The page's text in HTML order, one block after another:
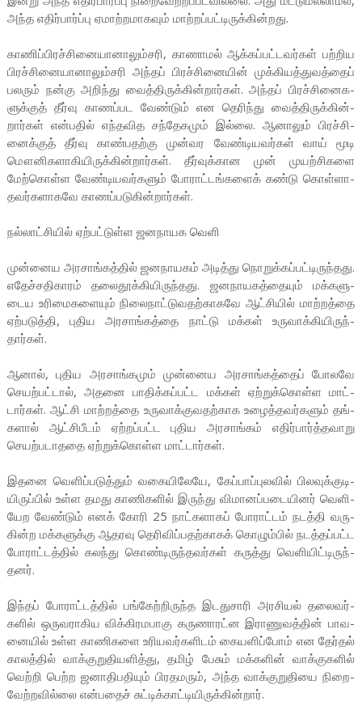
அந்த எதிர்­பார்ப்பு ஏமாற்­ற­மா­கவும் மாற்­றப்­பட்­டி­ருக்­கின்­றது.
காணிப்பிரச்­சி­னை­யா­னா­லும்­சரி, காணாமல் ஆக்­கப்­பட்­ட­வர்கள் பற்­றிய
பிரச்­சி­னை­யா­னா­லும்­சரி அந்தப் பிரச்­சி­னையின் முக்­கி­யத்­து­வத்தைப்
பலரும் நன்கு அறிந்து வைத்­தி­ருக்­கின்­றார்கள். அந்தப் பிரச்­சி­னை­க­
ளுக்குத் தீர்வு காணப்­பட வேண்டும் என தெரிந்து வைத்­தி­ருக்­கின்­
றார்கள் என்­பதில் எந்­த­வித சந்­தே­கமும் இல்லை. ஆனாலும் பிரச்­சி­
னைக்குத் தீர்வு காண்­ப­தற்கு முன்­வர வேண்­டி­ய­வர்கள் வாய் மூடி
மௌனி­க­ளா­கி­யி­ருக்­கின்­றார்கள். தீர்­வுக்­கான முன் முயற்­சி­களை
மேற்­கொள்ள வேண்­டி­ய­வர்­களும் போராட்­டங்­களைக் கண்டு கொள்­ளா­
த­வர்­க­ளா­கவே காணப்­ப­டு­கின்­றார்கள்.
நல்­லாட்­சியில் ஏற்­பட்­டுள்ள ஜன­நா­யக வெளி
முன்­னைய அர­சாங்­கத்தில் ஜன­நா­யகம் அடித்து நொறுக்­கப்­பட்­டி­ருந்­தது.
எதேச்­ச­தி­காரம் தலை­தூக்­கி­யி­ருந்­தது. ஜன­நா­ய­கத்­தையும் மக்­க­ளு­
டைய உரி­மை­க­ளையும் நிலை­நாட்­டு­வ­தற்­கா­கவே ஆட்­சியில் மாற்­றத்தை
ஏற்­ப­டுத்தி, புதிய அர­சாங்­கத்தை நாட்டு மக்கள் உரு­வாக்­கி­யி­ருந்­
தார்கள்.
ஆனால், புதிய அர­சாங்­கமும் முன்­னைய அர­சாங்­கத்தைப் போலவே
செயற்­பட்டால், அதனை பாதிக்­கப்­பட்ட மக்கள் ஏற்­றுக்­கொள்ள மாட்­
டார்கள். ஆட்சி மாற்­றத்தை உரு­வாக்­கு­வ­தற்­காக உழைத்­த­வர்­களும் தங்­
களால் ஆட்­சி­பீடம் ஏற்­றப்­பட்ட புதிய அர­சாங்கம் எதிர்­பார்த்­த­வாறு
செயற்­ப­டா­ததை ஏற்­றுக்­கொள்ள மாட்­டார்கள்.
இதனை வெளிப்­ப­டுத்தும் வகை­யி­லேயே, கேப்­பாப்­பு­லவில் பில­வுக்­கு­டி­
யி­ருப்பில் உள்ள தமது காணி­களில் இருந்து விமா­னப்­ப­டை­யினர் வெளி­
யேற வேண்டும் எனக் கோரி 25 நாட்­க­ளாகப் போராட்டம் நடத்தி வரு­
கின்ற மக்­க­ளுக்கு ஆத­ரவு தெரி­விப்­ப­தற்­காகக் கொழும்பில் நடத்­தப்­பட்ட
போராட்­டத்தில் கலந்து கொண்­டி­ருந்­த­வர்கள் கருத்து வெளி­யிட்­டி­ருந்­
தனர்.
இந்தப் போராட்­டத்தில் பங்­கேற்­றி­ருந்த இட­து­சாரி அர­சியல் தலை­வர்­
களில் ஒரு­வ­ரா­கிய விக்­கி­ர­ம­பாகு கரு­ணா­ரட்ன இரா­ணு­வத்தின் பாவ­
னையில் உள்ள காணி­களை உரி­யவர்­க­ளிடம் கையளிப்போம் என தேர்தல்
காலத்தில் வாக்­கு­றுதி­ய­ளித்து, தமிழ் பேசும் மக்­களின் வாக்­கு­களில்
வெற்றி பெற்ற ஜனா­தி­ப­தியும் பிர­த­மரும், அந்த வாக்­கு­று­தியை நிறை­
வேற்­ற­வில்லை என்­பதைச் சுட்­டிக்­காட்­டி­யி­ருக்­கின்றார்.